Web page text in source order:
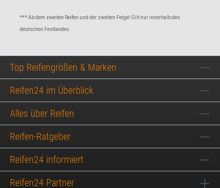
*** Ab dem zweiten Reifen und der zweiten Felge! Gilt nur innerhalb des
deutschen Festlandes.
Top Reifengrößen & Marken
Reifen24 im Überblick
Alles über Reifen
Reifen-Ratgeber
Reifen24 informiert
Reifen24 Partner